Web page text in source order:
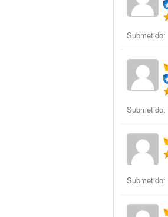
Submetido:
Submetido:
Submetido: